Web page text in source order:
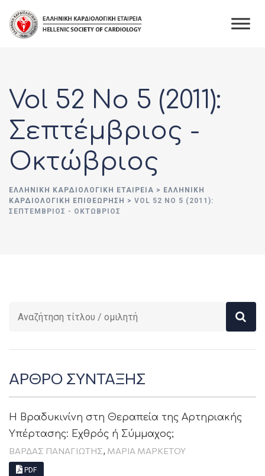
content
Vol 52 No 5 (2011):
Σεπτέμβριος -
Οκτώβριος
ΕΛΛΗΝΙΚΉ ΚΑΡΔΙΟΛΟΓΙΚΉ ΕΤΑΙΡΕΊΑ > ΕΛΛΗΝΙΚΗ
ΚΑΡΔΙΟΛΟΓΙΚΗ ΕΠΙΘΕΩΡΗΣΗ > VOL 52 NO 5 (2011):
ΣΕΠΤΈΜΒΡΙΟΣ - ΟΚΤΏΒΡΙΟΣ
ΑΡΘΡΟ ΣΥΝΤΑΞΗΣ
Η Βραδυκινίνη στη Θεραπεία της Αρτηριακής
Υπέρτασης: Εχθρός ή Σύμμαχος;
ΒΑΡΔΑΣ ΠΑΝΑΓΙΩΤΗΣ, ΜΑΡΙΑ ΜΑΡΚΕΤΟΥ
PDF